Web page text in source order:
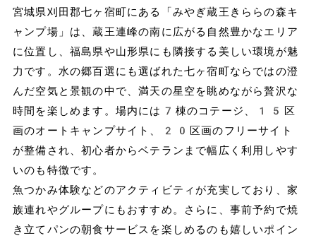
宮城県刈田郡七ヶ宿町にある「みやぎ蔵王きららの森キ
ャンプ場」は、蔵王連峰の南に広がる自然豊かなエリア
に位置し、福島県や山形県にも隣接する美しい環境が魅
力です。水の郷百選にも選ばれた七ヶ宿町ならではの澄
んだ空気と景観の中で、満天の星空を眺めながら贅沢な
時間を楽しめます。場内には7棟のコテージ、15区
画のオートキャンプサイト、20区画のフリーサイト
が整備され、初心者からベテランまで幅広く利用しやす
いのも特徴です。
魚つかみ体験などのアクティビティが充実しており、家
族連れやグループにもおすすめ。さらに、事前予約で焼
き立てパンの朝食サービスを楽しめるのも嬉しいポイン